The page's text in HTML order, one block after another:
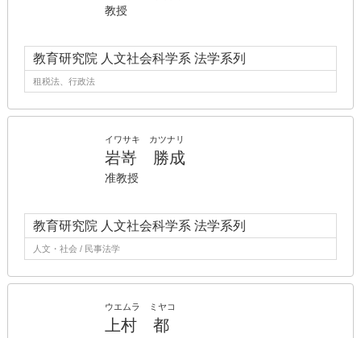
教授
教育研究院 人文社会科学系 法学系列
租税法、行政法
イワサキ カツナリ
岩嵜 勝成
准教授
教育研究院 人文社会科学系 法学系列
人文・社会 / 民事法学
ウエムラ ミヤコ
上村 都